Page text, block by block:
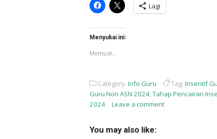
Klik
untuk
membagikan
Facebook(Membuka
di
jendela
baru)
Klik
untuk
berbagi
X(Membuka
di
jendela
Lagi
Menyukai ini:
Memuat...
Category: Info Guru Tag:Insentif
Guru Non ASN 2024,Tahap Pencairan
2024
Leave a comment
You may also like: